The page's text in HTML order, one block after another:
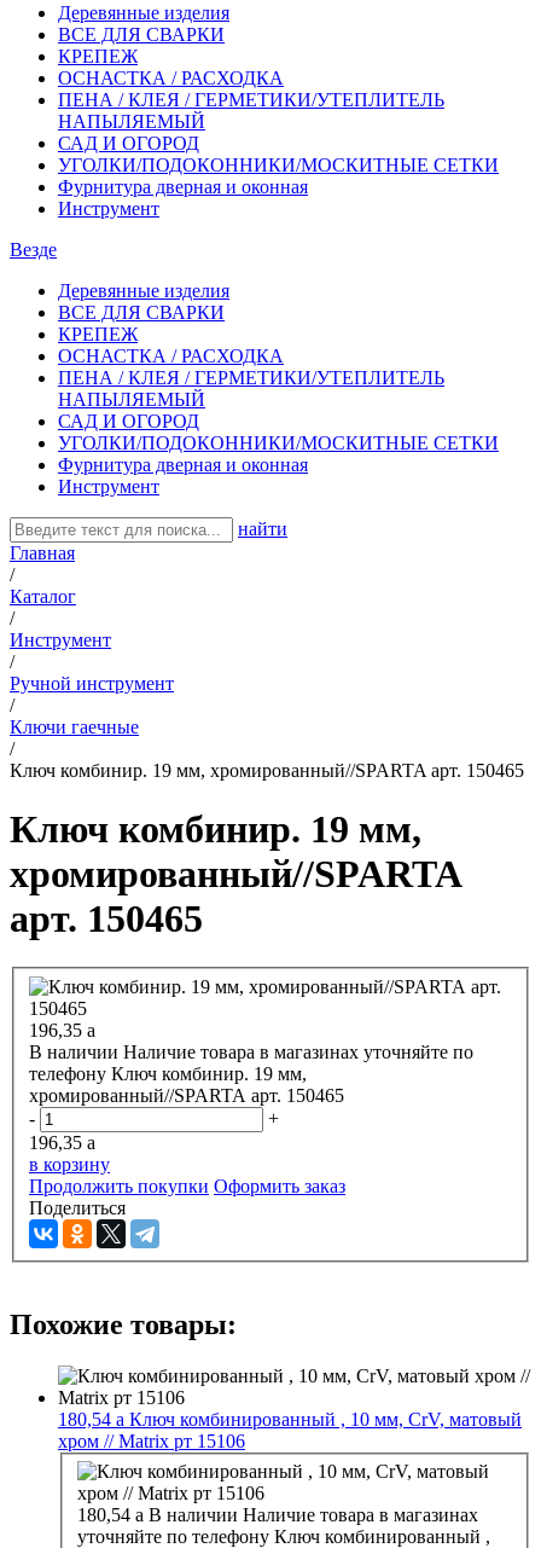
Деревянные изделия
ВСЕ ДЛЯ СВАРКИ
КРЕПЕЖ
ОСНАСТКА / РАСХОДКА
ПЕНА / КЛЕЯ / ГЕРМЕТИКИ/УТЕПЛИТЕЛЬ
НАПЫЛЯЕМЫЙ
САД И ОГОРОД
УГОЛКИ/ПОДОКОННИКИ/МОСКИТНЫЕ СЕТКИ
Фурнитура дверная и оконная
Инструмент
Везде
Деревянные изделия
ВСЕ ДЛЯ СВАРКИ
КРЕПЕЖ
ОСНАСТКА / РАСХОДКА
ПЕНА / КЛЕЯ / ГЕРМЕТИКИ/УТЕПЛИТЕЛЬ
НАПЫЛЯЕМЫЙ
САД И ОГОРОД
УГОЛКИ/ПОДОКОННИКИ/МОСКИТНЫЕ СЕТКИ
Фурнитура дверная и оконная
Инструмент
найти
Главная
/
Каталог
/
Инструмент
/
Ручной инструмент
/
Ключи гаечные
/
Ключ комбинир. 19 мм, хромированный//SPARTA арт. 150465
Ключ комбинир. 19 мм,
хромированный//SPARTA
арт. 150465
196,35 a
В наличии Наличие товара в магазинах уточняйте по
телефону Ключ комбинир. 19 мм,
хромированный//SPARTA арт. 150465
-
+
196,35 a
в корзину
Продолжить покупки Оформить заказ
Поделиться
Похожие товары:
180,54 a Ключ комбинированный , 10 мм, CrV, матовый
хром // Matrix рт 15106
180,54 a В наличии Наличие товара в магазинах
уточняйте по телефону Ключ комбинированный ,